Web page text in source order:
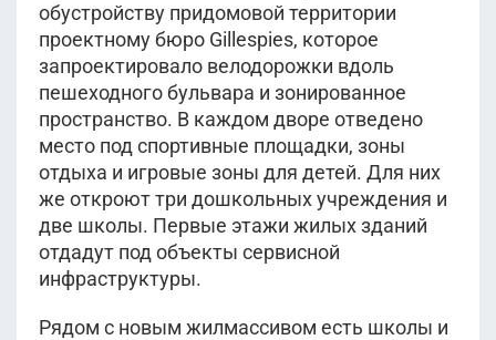
обустройству придомовой территории
проектному бюро Gillespies, которое
запроектировало велодорожки вдоль
пешеходного бульвара и зонированное
пространство. В каждом дворе отведено
место под спортивные площадки, зоны
отдыха и игровые зоны для детей. Для них
же откроют три дошкольных учреждения и
две школы. Первые этажи жилых зданий
отдадут под объекты сервисной
инфраструктуры.
Рядом с новым жилмассивом есть школы и